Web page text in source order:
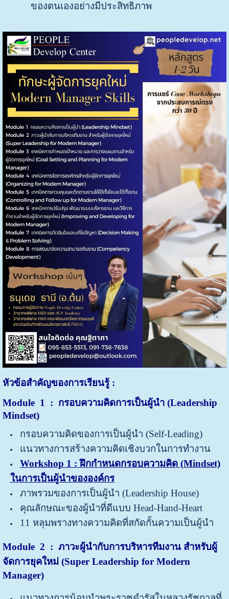
ของตนเองอย่างมีประสิทธิภาพ
หัวข้อสำคัญของการเรียนรู้ :
Module 1 : กรอบความคิดการเป็นผู้นำ (Leadership
Mindset)
กรอบความคิดของการเป็นผู้นำ (Self-Leading)
แนวทางการสร้างความคิดเชิงบวกในการทำงาน
Workshop 1 : ฝึกกำหนดกรอบความคิด (Mindset)
ในการเป็นผู้นำขององค์กร
ภาพรวมของการเป็นผู้นำ (Leadership House)
คุณลักษณะของผู้นำที่ดีแบบ Head-Hand-Heart
11 หลุมพรางทางความคิดที่สกัดกั้นความเป็นผู้นำ
Module 2 : ภาวะผู้นำกับการบริหารทีมงาน สำหรับผู้
จัดการยุคใหม่ (Super Leadership for Modern
Manager)